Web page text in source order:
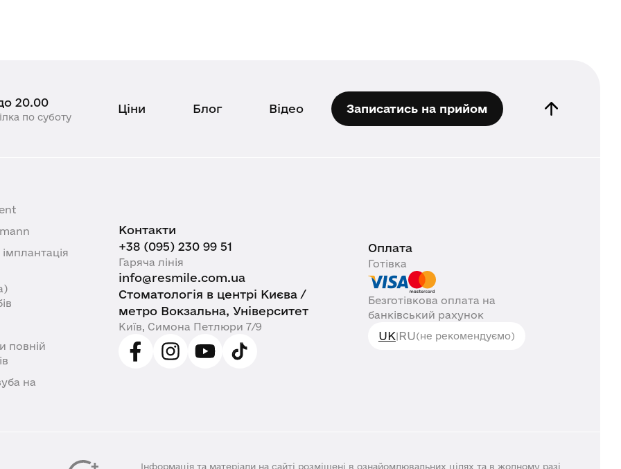
20.00
по суботу
Ціни Блог Відео Записатись на прийом
повній
на
Контакти
+38 (095) 230 99 51
Гаряча лінія
info@resmile.com.ua
Стоматологія в центрі Києва /
метро Вокзальна, Університет
Київ, Симона Петлюри 7/9
Оплата
Готівка
Безготівкова оплата на
банківський рахунок
UK|RU(не рекомендуємо)
Інформація та матеріали на сайті розміщені в ознайомлювальних цілях та в жодному разі